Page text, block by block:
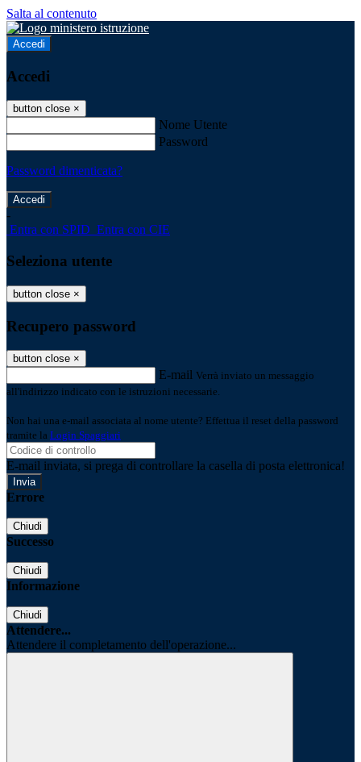
Salta al contenuto
Accedi
Accedi
button close ×
Nome Utente
Password
Password dimenticata?
-
Entra con SPID Entra con CIE
Seleziona utente
button close ×
Recupero password
button close ×
E-mail Verrà inviato un messaggio
all'indirizzo indicato con le istruzioni necessarie.
Non hai una e-mail associata al nome utente? Effettua il reset della password
tramite la Login Spaggiari
E-mail inviata, si prega di controllare la casella di posta elettronica!
Errore
Chiudi
Successo
Chiudi
Informazione
Chiudi
Attendere...
Attendere il completamento dell'operazione...